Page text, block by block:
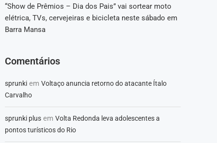
“Show de Prêmios – Dia dos Pais” vai sortear moto
elétrica, TVs, cervejeiras e bicicleta neste sábado em
Barra Mansa
Comentários
sprunki em Voltaço anuncia retorno do atacante Ítalo
Carvalho
sprunki plus em Volta Redonda leva adolescentes a
pontos turísticos do Rio